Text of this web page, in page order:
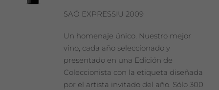
SAÓ EXPRESSIU 2009
Un homenaje único. Nuestro mejor
vino, cada año seleccionado y
presentado en una Edición de
Coleccionista con la etiqueta diseñada
por el artista invitado del año. Sólo 300